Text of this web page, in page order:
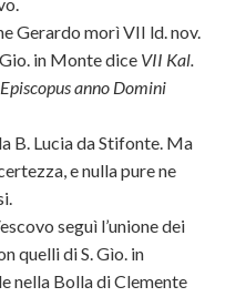
Gerardo morì VII ld. nov.
in Monte dice VII Kal.
anno Domini
B. Lucia da Stifonte. Ma
e nulla pure ne
seguì l’unione dei
quelli di S. Gìo. in
nella Bolla di Clemente